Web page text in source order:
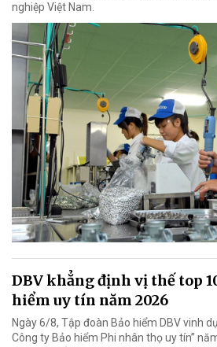
nghiệp Việt Nam.
DBV khẳng định vị thế top
hiểm uy tín năm 2026
Ngày 6/8, Tập đoàn Bảo hiểm DBV vinh
Công ty Bảo hiểm Phi nhân thọ uy tín”